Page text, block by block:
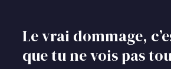
Le vrai dommage,
que tu ne vois pas